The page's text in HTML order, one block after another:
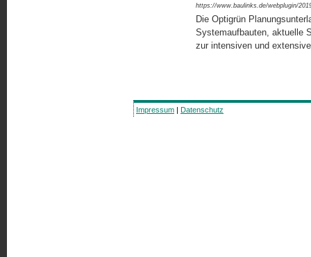
https://www.baulinks.de/webplugin/
Die Optigrün
Systemaufbauten, aktuelle
zur intensiven und
Impressum | Datenschutz